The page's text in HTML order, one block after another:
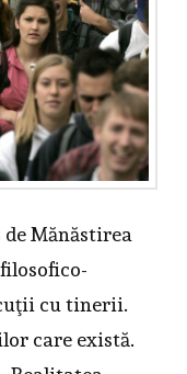
Mănăstirea
cu tinerii.
care există.